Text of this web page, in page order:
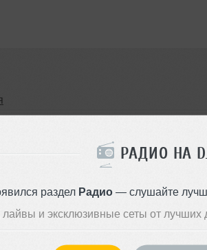
РАДИО НА
раздел Радио— слушайте
и эксклюзивные сеты от лучших